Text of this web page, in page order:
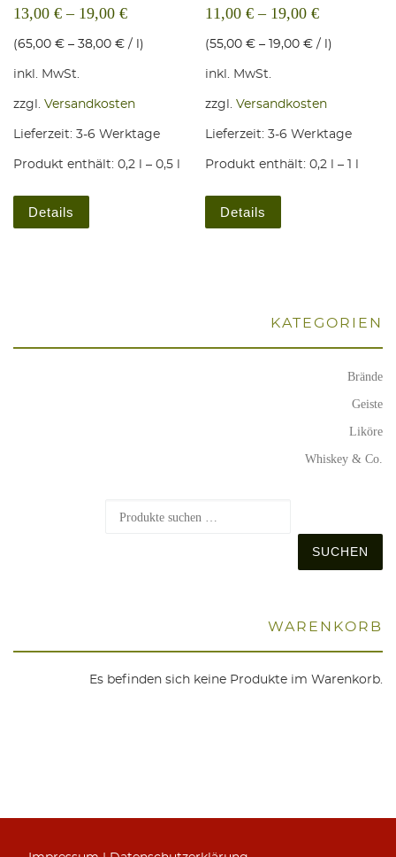
13,00 € – 19,00 €
(65,00 € – 38,00 € / )
inkl. MwSt.
zzgl. Versandkosten
Lieferzeit: 3-6 Werktage
Produkt enthält: 0,2 – 0,5
Details
11,00€ – 19,00€
(55,00€ –19,00€ / l)
inkl. MwSt.
zzgl.Versandkosten
Lieferzeit:3-6 Werktage
Produkt enthält: 0,2 – 1
Details
KATE­GO­RIEN
Brände
Geiste
Liköre
Whiskey & Co.
SUCHEN
WAREN­KORB
Es befinden sich keine Produkte im Warenkorb.